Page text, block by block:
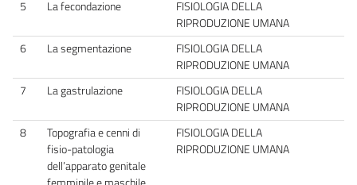
5
La fecondazione
FISIOLOGIA DELLA
RIPRODUZIONE UMANA
6
La segmentazione
FISIOLOGIA DELLA
RIPRODUZIONE UMANA
7
La gastrulazione
FISIOLOGIA DELLA
RIPRODUZIONE UMANA
8
Topografia e cenni di
fisio-patologia
dell’apparato genitale
FISIOLOGIA DELLA
RIPRODUZIONE UMANA